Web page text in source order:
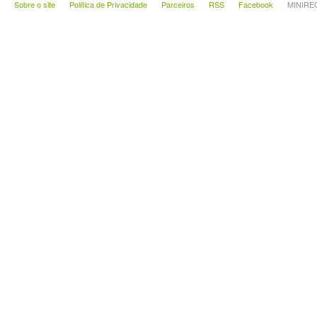
Sobre o site Política de Privacidade Parceiros RSS Facebook